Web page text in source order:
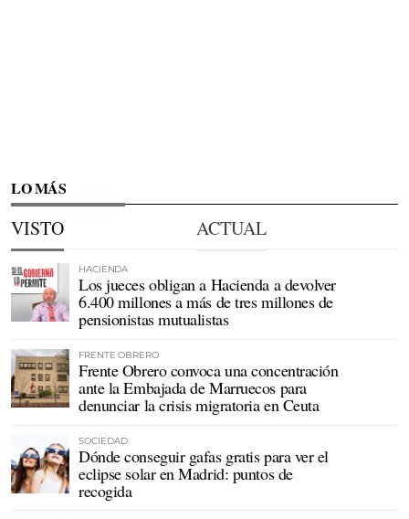
LO MÁS
VISTO ACTUAL
HACIENDA
Los jueces obligan a Hacienda a devolver
6.400 millones a más de tres millones de
pensionistas mutualistas
FRENTE OBRERO
Frente Obrero convoca una concentración
ante la Embajada de Marruecos para
denunciar la crisis migratoria en Ceuta
SOCIEDAD
Dónde conseguir gafas gratis para ver el
eclipse solar en Madrid: puntos de
recogida